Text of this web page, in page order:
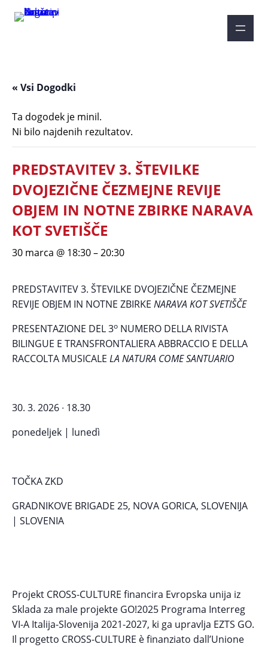
« Vsi Dogodki
Ta dogodek je minil.
Ni bilo najdenih rezultatov.
PREDSTAVITEV 3. ŠTEVILKE
DVOJEZIČNE ČEZMEJNE REVIJE
OBJEM IN NOTNE ZBIRKE NARAVA
KOT SVETIŠČE
30 marca @ 18:30–20:30
PREDSTAVITEV 3. ŠTEVILKE DVOJEZIČNE ČEZMEJNE
REVIJE OBJEM IN NOTNE ZBIRKE NARAVA KOT SVETIŠČE
PRESENTAZIONE DEL 3o NUMERO DELLA RIVISTA
BILINGUE E TRANSFRONTALIERA ABBRACCIO E DELLA
RACCOLTA MUSICALE LA NATURA COME SANTUARIO
3. 2026 ∙ 18.30
ponedeljek | lunedì
TOČKA ZKD
GRADNIKOVE BRIGADE 25, NOVA GORICA, SLOVENIJA
| SLOVENIA
Projekt CROSS-CULTURE financira Evropska unija iz
Sklada za male projekte GO!2025 Programa Interreg
VI-A Italija-Slovenija 2021-2027, ki ga upravlja EZTS GO.
Il progetto CROSS-CULTURE è finanziato dall’Unione